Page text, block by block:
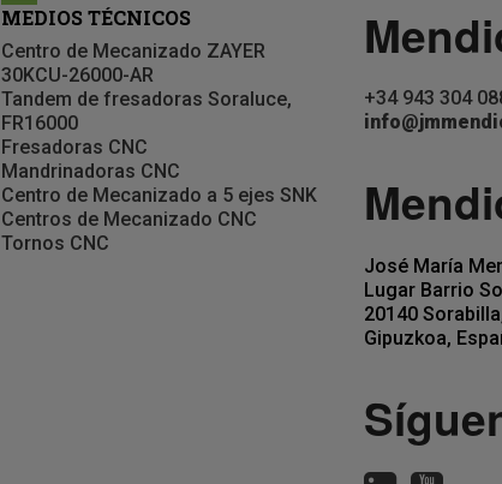
MEDIOS TÉCNICOS
Centro de Mecanizado ZAYER
30KCU-26000-AR
Tandem de fresadoras Soraluce,
FR16000
Fresadoras CNC
Mandrinadoras CNC
Centro de Mecanizado a 5 ejes SNK
Centros de Mecanizado CNC
Tornos CNC
+34 943 304
José María
Lugar Barrio
20140
Gipuzkoa,